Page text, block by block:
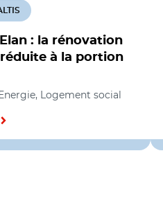
: la rénovation
à la portion
Logement social